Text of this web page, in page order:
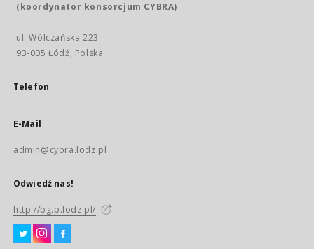
(koordynator konsorcjum CYBRA)
ul. Wólczańska 223
93-005 Łódź, Polska
Telefon
E-Mail
admin@cybra.lodz.pl
Odwiedź nas!
http://bg.p.lodz.pl/